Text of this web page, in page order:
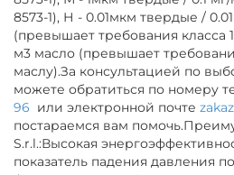
8573-1), Н - 0.01мкм твердые /
(превышает требования класса
м3 масло (превышает
маслу).За консультацией по
можете обратиться по номеру
96 или электронной почте
постараемся вам
S.r.l.:Высокая
показатель падения давления